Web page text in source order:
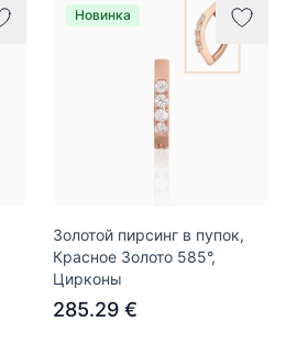
Новинка
Золотой пирсинг в пупок,
Красное Золото 585°,
Цирконы
285.29 €